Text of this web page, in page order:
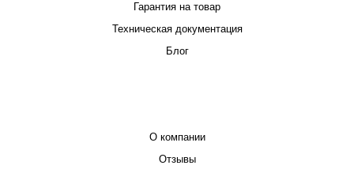
Гарантия на товар
Техническая документация
Блог
О компании
Отзывы